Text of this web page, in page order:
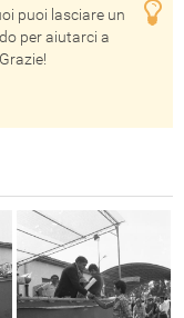
puoi lasciare un
per aiutarci a